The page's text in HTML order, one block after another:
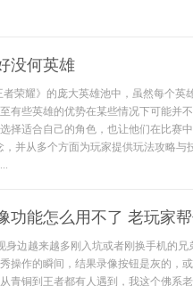
没何英雄
者荣耀》的庞大英雄池中，虽然每个
有些英雄的优势在某些情况下可能并
择适合自己的角色，也让他们在比赛
，并从多个方面为玩家提供玩法攻略
功能怎么用不了 老玩家
身边越来越多刚入坑或者刚换手机的
操作的瞬间，结果录像按钮是灰的，
青铜到王者都有人遇到，我这个佛系